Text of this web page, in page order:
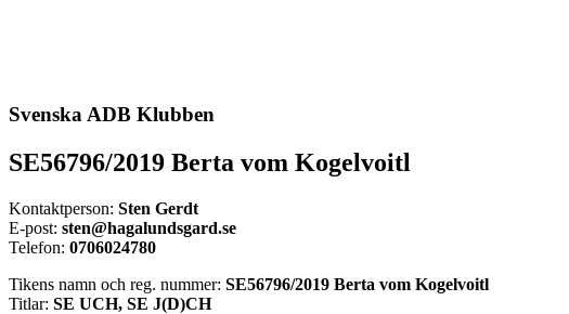
Svenska ADB Klubben
SE56796/2019 Berta vom Kogelvoitl
Kontaktperson: Sten Gerdt
E-post: sten@hagalundsgard.se
Telefon: 0706024780
Tikens namn och reg. nummer: SE56796/2019 Berta vom Kogelvoitl
Titlar: SE UCH, SE J(D)CH